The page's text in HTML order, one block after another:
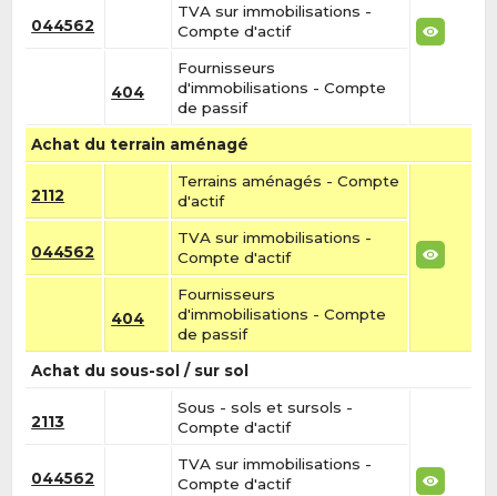
044562
TVA sur immobilisations -
Compte d'actif
404
Fournisseurs
d'immobilisations - Compte
de passif
Achat du terrain aménagé
2112
Terrains aménagés - Compte
d'actif
044562
TVA sur immobilisations -
Compte d'actif
404
Fournisseurs
d'immobilisations - Compte
de passif
Achat du sous-sol / sur sol
2113
Sous - sols et sursols -
Compte d'actif
044562
TVA sur immobilisations -
Compte d'actif